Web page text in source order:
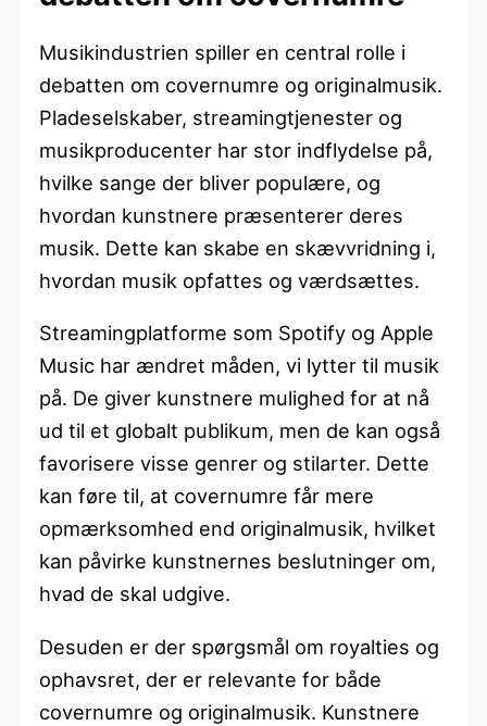
Musikindustrien spiller en central rolle i
debatten om covernumre og originalmusik.
Pladeselskaber, streamingtjenester og
musikproducenter har stor indflydelse på,
hvilke sange der bliver populære, og
hvordan kunstnere præsenterer deres
musik. Dette kan skabe en skævvridning i,
hvordan musik opfattes og værdsættes.
Streamingplatforme som Spotify og Apple
Music har ændret måden, vi lytter til musik
på. De giver kunstnere mulighed for at nå
ud til et globalt publikum, men de kan også
favorisere visse genrer og stilarter. Dette
kan føre til, at covernumre får mere
opmærksomhed end originalmusik, hvilket
kan påvirke kunstnernes beslutninger om,
hvad de skal udgive.
Desuden er der spørgsmål om royalties og
ophavsret, der er relevante for både
covernumre og originalmusik. Kunstnere